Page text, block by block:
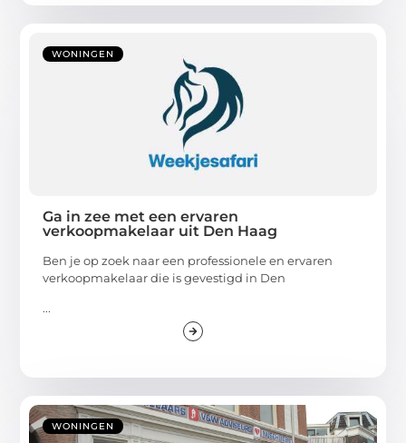
WONINGEN
Ga in zee met een ervaren
verkoopmakelaar uit Den Haag
Ben je op zoek naar een professionele en ervaren
verkoopmakelaar die is gevestigd in Den
...
WONINGEN